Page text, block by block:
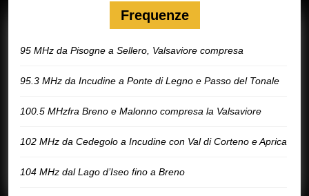
Frequenze
95 MHz da Pisogne a Sellero, Valsaviore compresa
95.3 MHz da Incudine a Ponte di Legno e Passo del Tonale
100.5 MHzfra Breno e Malonno compresa la Valsaviore
102 MHz da Cedegolo a Incudine con Val di Corteno e Aprica
104 MHz dal Lago d’Iseo fino a Breno